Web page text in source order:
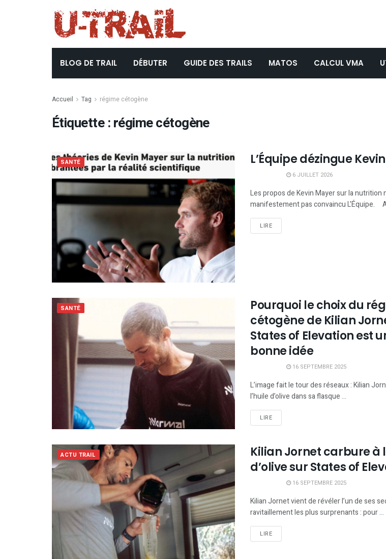
BLOG DE TRAIL DÉBUTER GUIDE DES TRAILS MATOS CALCUL VMA
Accueil Tag régime cétogène
Étiquette :régime cétogène
SANTÉ L’Équipe dézingue
6 JUILLET 2026
Les propos de Kevin Mayer sur la nutrition
manifestement pas convaincu L'Équipe.
LIRE
SANTÉ
Pourquoi le choix du
cétogène de Kilian
States of Elevation est
bonne idée
16 SEPTEMBRE 2025
L’image fait le tour des réseaux : Kilian
l’huile d’olive dans sa flasque ...
LIRE
ACTU TRAIL
Kilian Jornet carbure à
d’olive sur States of
16 SEPTEMBRE 2025
Kilian Jornet vient de révéler l’un de ses
ravitaillement les plus surprenants : pour ...
LIRE